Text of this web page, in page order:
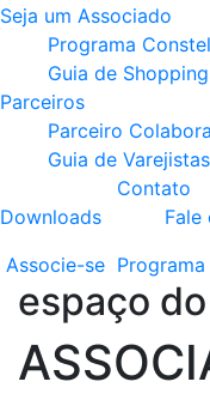
Seja um Associado
Programa
Guia de
Parceiros
Parceiro
Guia de Varejistas
Downloads
Contato
Fale
Associe-se Programa
espaço do